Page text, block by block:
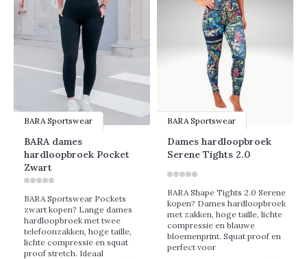
BARA Sportswear
BARA dames
hardloopbroek Pocket
Zwart
BARA Sportswear Pockets
zwart kopen? Lange dames
hardloopbroek met twee
telefoonzakken, hoge taille,
lichte compressie en squat
proof stretch. Ideaal
BARA Sportswear
Dames hardloopbroek
Serene Tights 2.0
BARA Shape Tights 2.0 Serene
kopen? Dames hardloopbroek
met zakken, hoge taille, lichte
compressie en blauwe
bloemenprint. Squat proof en
perfect voor